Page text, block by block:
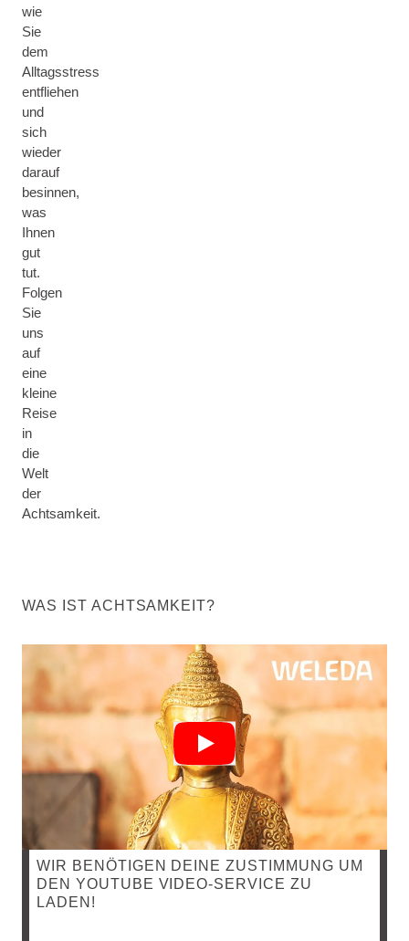
wie
Sie
dem
Alltagsstress
entfliehen
und
sich
wieder
darauf
besinnen,
was
Ihnen
gut
tut.
Folgen
Sie
uns
auf
eine
kleine
Reise
in
die
Welt
der
Achtsamkeit.
WAS IST ACHTSAMKEIT?
WIR BENÖTIGEN DEINE ZUSTIMMUNG UM
DEN YOUTUBE VIDEO-SERVICE ZU
LADEN!